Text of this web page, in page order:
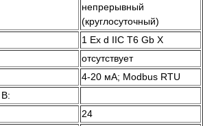
непрерывный
(круглосуточный)
1 Ex d IIС T6 Gb X
отсутствует
4-20 мА; Modbus RTU
24